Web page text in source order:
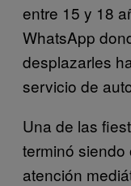
entre 15 y 18
WhatsApp
desplazarles
servicio de
Una de las
terminó
atención